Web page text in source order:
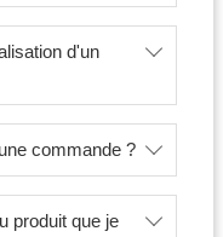
d'un
commande ?
produit que je